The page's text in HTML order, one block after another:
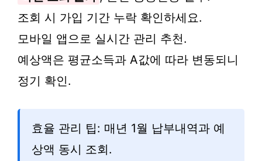
조회 시 가입 기간 누락 확인하세요.
모바일 앱으로 실시간 관리 추천.
예상액은 평균소득과 A값에 따라 변동되니
정기 확인.
효율 관리 팁: 매년 1월 납부내역과 예
상액 동시 조회.